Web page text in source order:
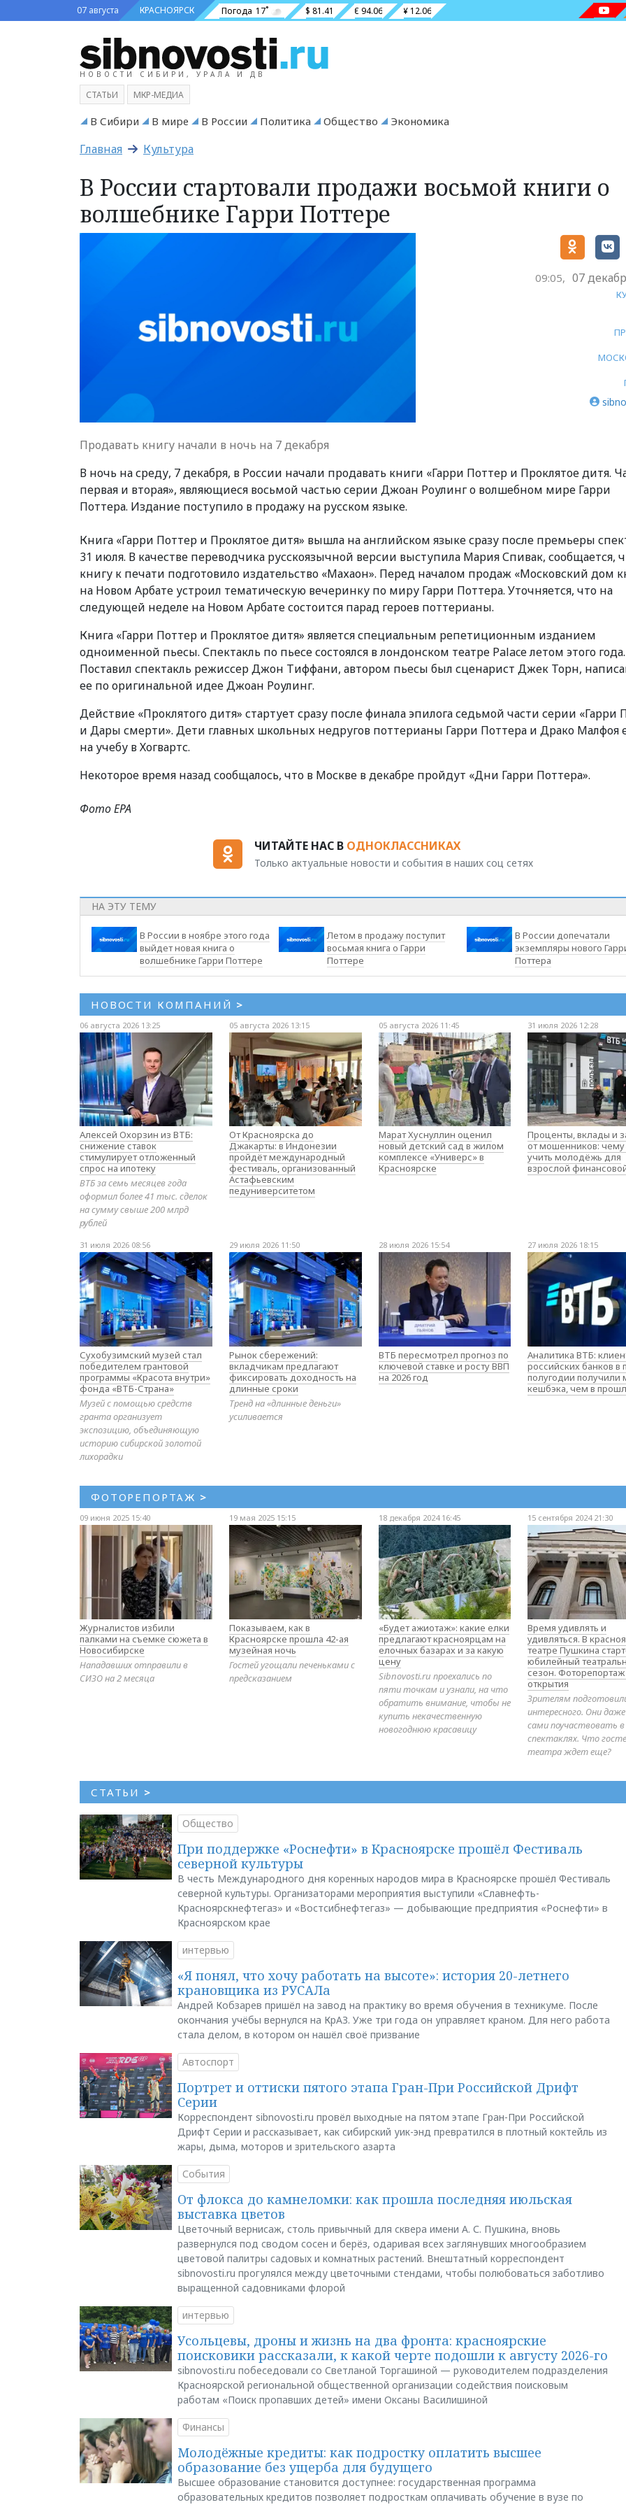
07 августа КРАСНОЯРСК Погода 17˚ $ 81.41 € 94.06 ¥ 12.06
НОВОСТИ СИБИРИ, УРАЛА И ДВ
СТАТЬИ МКР-МЕДИА
В Сибири В мире В России Политика Общество Экономика
Главная Культура
В России стартовали продажи восьмой книги о
волшебнике Гарри Поттере
09:05, 07
Продавать книгу начали в ночь на 7 декабря
В ночь на среду, 7 декабря, в России начали продавать книги «Гарри Поттер и Проклятое дитя.
первая и вторая», являющиеся восьмой частью серии Джоан Роулинг о волшебном мире Гарри
Поттера. Издание поступило в продажу на русском языке.
Книга «Гарри Поттер и Проклятое дитя» вышла на английском языке сразу после премьеры
31 июля. В качестве переводчика русскоязычной версии выступила Мария Спивак, сообщается,
книгу к печати подготовило издательство «Махаон». Перед началом продаж «Московский дом
на Новом Арбате устроил тематическую вечеринку по миру Гарри Поттера. Уточняется, что на
следующей неделе на Новом Арбате состоится парад героев поттерианы.
Книга «Гарри Поттер и Проклятое дитя» является специальным репетиционным изданием
одноименной пьесы. Спектакль по пьесе состоялся в лондонском театре Palace летом этого года.
Поставил спектакль режиссер Джон Тиффани, автором пьесы был сценарист Джек Торн,
ее по оригинальной идее Джоан Роулинг.
Действие «Проклятого дитя» стартует сразу после финала эпилога седьмой части серии «Гарри
и Дары смерти». Дети главных школьных недругов поттерианы Гарри Поттера и Драко Малфоя
на учебу в Хогвартс.
Некоторое время назад сообщалось, что в Москве в декабре пройдут «Дни Гарри Поттера».
Фото ЕРА
ЧИТАЙТЕ НАС В ОДНОКЛАССНИКАХ
Только актуальные новости и события в наших соц сетях
НА ЭТУ ТЕМУ
В России в ноябре этого года
выйдет новая книга о
волшебнике Гарри Поттере
Летом в продажу поступит
восьмая книга о Гарри
Поттере
В России допечатали
экземпляры нового
Поттера
НОВОСТИ КОМПАНИЙ >
06 августа 2026 13:25
Алексей Охорзин из ВТБ:
снижение ставок
стимулирует отложенный
спрос на ипотеку
ВТБ за семь месяцев года
оформил более 41 тыс. сделок
на сумму свыше 200 млрд
рублей
05 августа 2026 13:15
От Красноярска до
Джакарты: в Индонезии
пройдёт международный
фестиваль, организованный
Астафьевским
педуниверситетом
05 августа 2026 11:45
Марат Хуснуллин оценил
новый детский сад в жилом
комплексе «Универс» в
Красноярске
31 июля 2026 12:28
Проценты, вклады и
от мошенников: чему
учить молодёжь для
взрослой
31 июля 2026 08:56
Сухобузимский музей стал
победителем грантовой
программы «Красота внутри»
фонда «ВТБ-Страна»
Музей с помощью средств
гранта организует
экспозицию, объединяющую
историю сибирской золотой
лихорадки
29 июля 2026 11:50
Рынок сбережений:
вкладчикам предлагают
фиксировать доходность на
длинные сроки
Тренд на «длинные деньги»
усиливается
28 июля 2026 15:54
ВТБ пересмотрел прогноз по
ключевой ставке и росту ВВП
на 2026 год
27 июля 2026 18:15
Аналитика ВТБ:
российских банков в
полугодии получили
кешбэка, чем в
ФОТОРЕПОРТАЖ >
09 июня 2025 15:40
Журналистов избили
палками на съемке сюжета в
Новосибирске
Нападавших отправили в
СИЗО на 2 месяца
19 мая 2025 15:15
Показываем, как в
Красноярске прошла 42-ая
музейная ночь
Гостей угощали печеньками с
предсказанием
18 декабря 2024 16:45
«Будет ажиотаж»: какие елки
предлагают красноярцам на
елочных базарах и за какую
цену
Sibnovosti.ru проехались по
пяти точкам и узнали, на что
обратить внимание, чтобы не
купить некачественную
новогоднюю красавицу
15 сентября 2024 21:30
Время удивлять и
удивляться. В
театре Пушкина
юбилейный
сезон. Фоторепортаж
открытия
Зрителям
интересного. Они
сами поучаствовать в
спектаклях. Что
театра ждет еще?
СТАТЬИ >
Общество
При поддержке «Роснефти» в Красноярске прошёл Фестиваль
северной культуры
В честь Международного дня коренных народов мира в Красноярске прошёл Фестиваль
северной культуры. Организаторами мероприятия выступили «Славнефть-
Красноярскнефтегаз» и «Востсибнефтегаз» — добывающие предприятия «Роснефти» в
Красноярском крае
интервью
«Я понял, что хочу работать на высоте»: история 20-летнего
крановщика из РУСАЛа
Андрей Кобзарев пришёл на завод на практику во время обучения в техникуме. После
окончания учёбы вернулся на КрАЗ. Уже три года он управляет краном. Для него работа
стала делом, в котором он нашёл своё призвание
Автоспорт
Портрет и оттиски пятого этапа Гран-При Российской Дрифт
Серии
Корреспондент sibnovosti.ru провёл выходные на пятом этапе Гран-При Российской
Дрифт Серии и рассказывает, как сибирский уик-энд превратился в плотный коктейль из
жары, дыма, моторов и зрительского азарта
События
От флокса до камнеломки: как прошла последняя июльская
выставка цветов
Цветочный вернисаж, столь привычный для сквера имени А. С. Пушкина, вновь
развернулся под сводом сосен и берёз, одаривая всех заглянувших многообразием
цветовой палитры садовых и комнатных растений. Внештатный корреспондент
sibnovosti.ru прогулялся между цветочными стендами, чтобы полюбоваться заботливо
выращенной садовниками флорой
интервью
Усольцевы, дроны и жизнь на два фронта: красноярские
поисковики рассказали, к какой черте подошли к августу 2026-го
sibnovosti.ru побеседовали со Светланой Торгашиной — руководителем подразделения
Красноярской региональной общественной организации содействия поисковым
работам «Поиск пропавших детей» имени Оксаны Василишиной
Финансы
Молодёжные кредиты: как подростку оплатить высшее
образование без ущерба для будущего
Высшее образование становится доступнее: государственная программа
образовательных кредитов позволяет подросткам оплачивать обучение в вузе по